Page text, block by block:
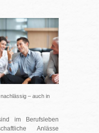
– auch in
im Berufsleben
Anlässe